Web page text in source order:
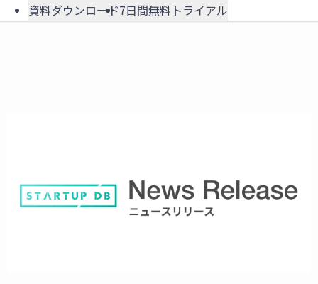
資料ダウンロード7日間無料トライアル